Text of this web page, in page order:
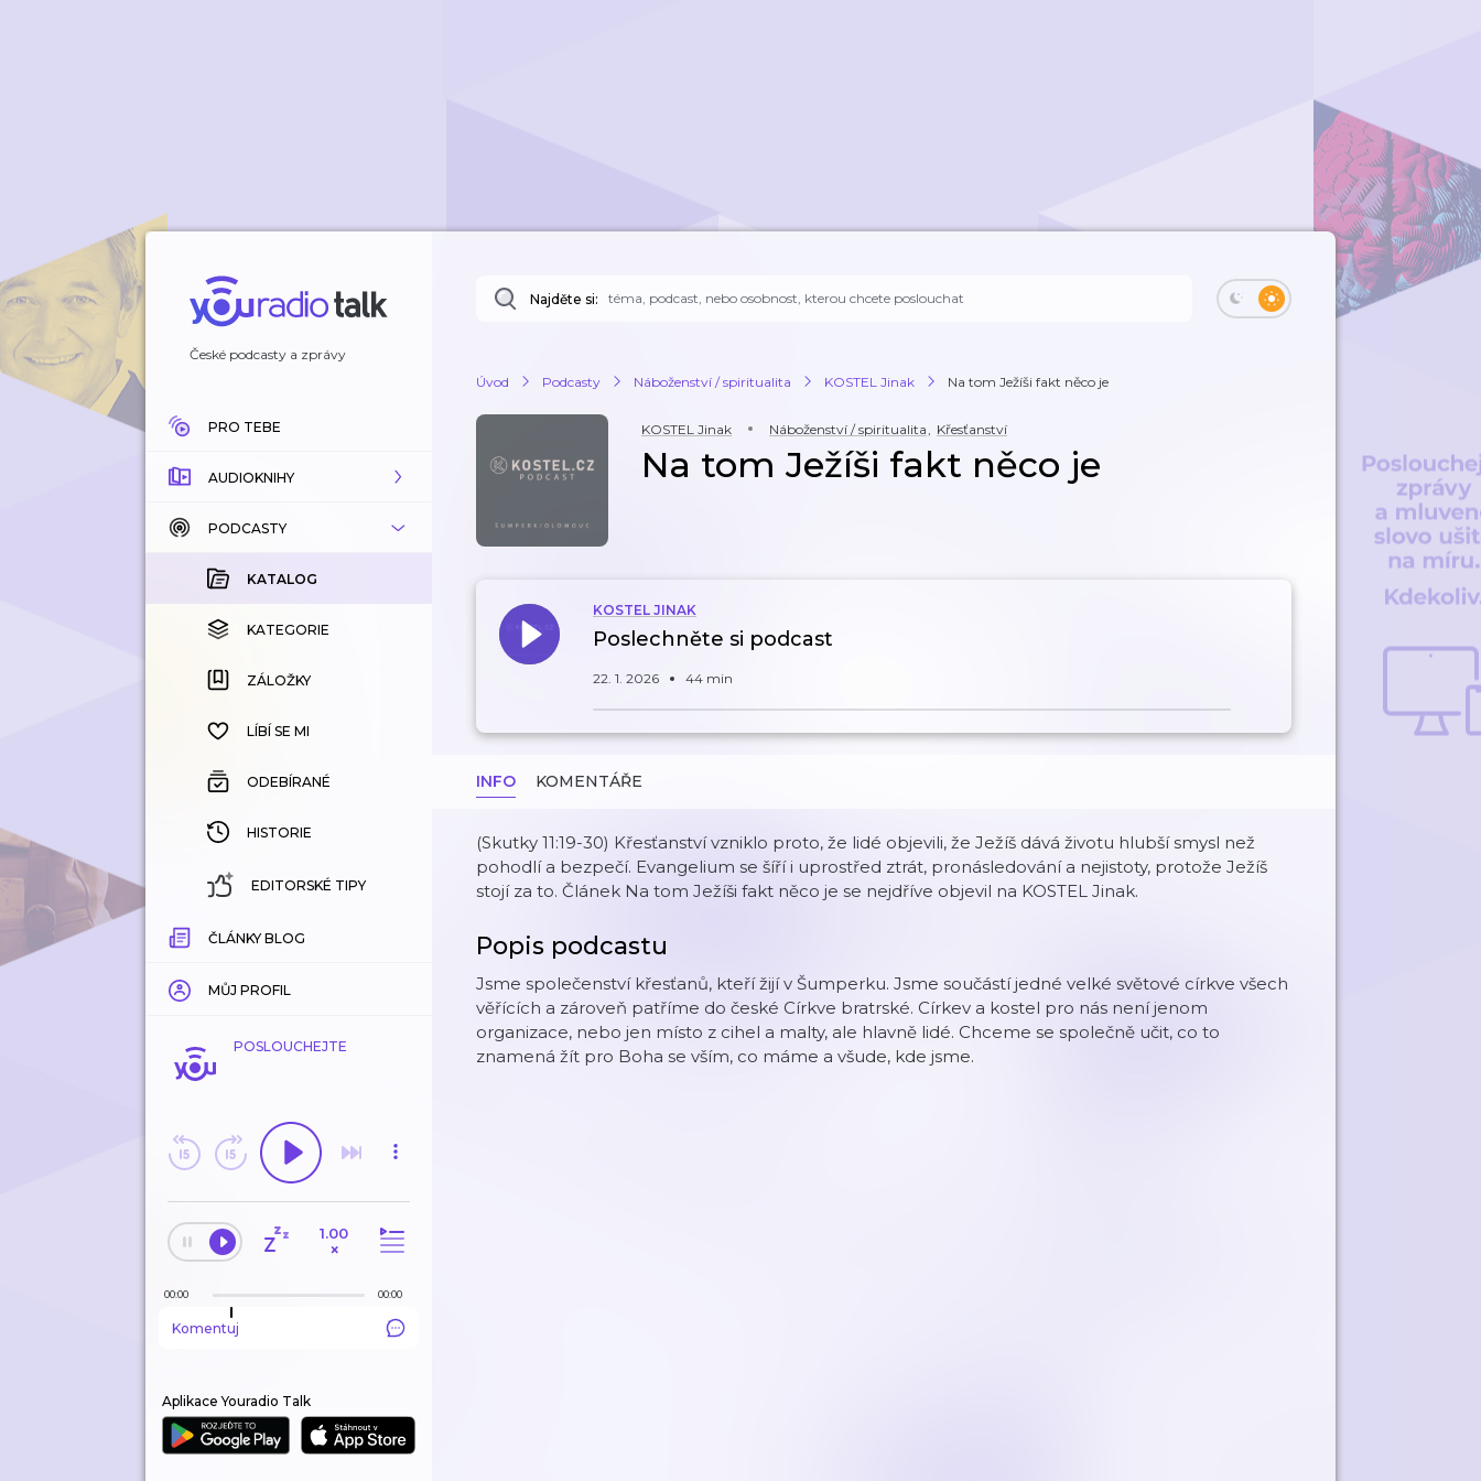
České podcasty a zprávy
PRO TEBE
AUDIOKNIHY
KATALOG
KOUPENÉ
KATEGORIE
ZÁLOŽKY
HISTORIE
PODCASTY
KATALOG
KATEGORIE
ZÁLOŽKY
LÍBÍ SE MI
ODEBÍRANÉ
HISTORIE
EDITORSKÉ TIPY
ČLÁNKY BLOG
MŮJ PROFIL
POSLOUCHEJTE
1.00
×
00:00 00:00
Komentuj
Aplikace Youradio Talk
Najděte si:
Úvod Podcasty Náboženství / spiritualita KOSTEL Jinak Na tom Ježíši fakt něco je
KOSTEL Jinak Náboženství / spiritualita, Křesťanství
Na tom Ježíši fakt něco je
KOSTEL JINAK
Poslechněte si podcast
22. 1. 2026 44 min
INFO KOMENTÁŘE
(Skutky 11:19-30) Křesťanství vzniklo proto, že lidé objevili, že Ježíš dává životu hlubší smysl než
pohodlí a bezpečí. Evangelium se šíří i uprostřed ztrát, pronásledování a nejistoty, protože Ježíš
stojí za to. Článek Na tom Ježíši fakt něco je se nejdříve objevil na KOSTEL Jinak.
Popis podcastu
Jsme společenství křesťanů, kteří žijí v Šumperku. Jsme součástí jedné velké světové církve všech
věřících a zároveň patříme do české Církve bratrské. Církev a kostel pro nás není jenom
organizace, nebo jen místo z cihel a malty, ale hlavně lidé. Chceme se společně učit, co to
znamená žít pro Boha se vším, co máme a všude, kde jsme.